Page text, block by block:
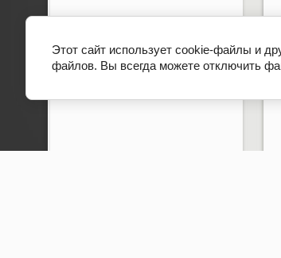
Этот сайт использует cookie-файлы и
файлов. Вы всегда можете отключить